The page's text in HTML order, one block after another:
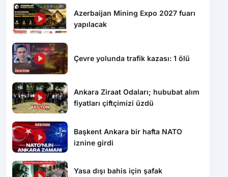
Azerbaijan Mining Expo 2027 fuarı
yapılacak
Çevre yolunda trafik kazası: 1 ölü
Ankara Ziraat Odaları; hububat alım
fiyatları çiftçimizi üzdü
Başkent Ankara bir hafta NATO
iznine girdi
Yasa dışı bahis için şafak